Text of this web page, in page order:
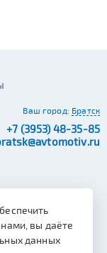
Ваш город: Братск
+7 (3953) 48-35-85
вы даёте
данных